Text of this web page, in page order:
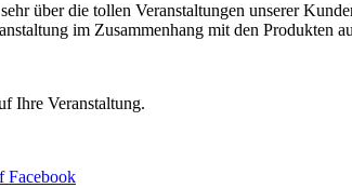
über die tollen Veranstaltungen unserer
im Zusammenhang mit den Produkten
Ihre Veranstaltung.
Facebook